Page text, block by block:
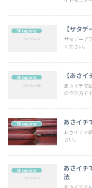
Shopping 【サタ
サタデープ
ください。
Shopping 【あさ
あさイチで
の作り方で
Shopping あさイチ
あさイチで
さい。
Shopping
あさイチ
法